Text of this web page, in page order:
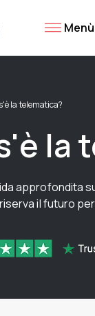
Menù
la telematica?
la
approfondita
il futuro